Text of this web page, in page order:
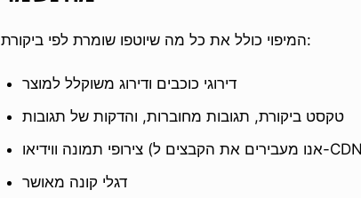
המיפוי כולל את כל מה שיוטפו שומרת לפי ביקורת:
דירוגי כוכבים ודירוג משוקלל למוצר
טקסט ביקורת, תגובות מחוברות, והדקות של תגובות
דגלי קונה מאושר